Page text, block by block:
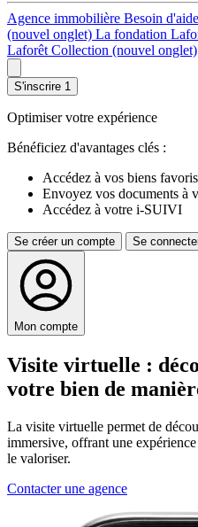
Agence immobilière Besoin d'aide
(nouvel onglet) La fondation
Laforêt Collection (nouvel onglet)
S'inscrire 1
Optimiser votre expérience
Bénéficiez d'avantages clés :
Accédez à vos biens
Envoyez vos documents à
Accédez à votre i-SUIVI
Se créer un compte Se
Mon compte
Visite virtuelle :
votre bien de
La visite virtuelle permet de
immersive, offrant une
le valoriser.
Contacter une agence